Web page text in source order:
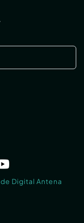
Digital Antena